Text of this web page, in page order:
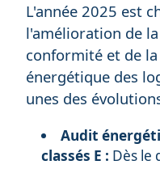
L'année 2025 est
l'amélioration de
conformité et de
énergétique des
unes des
Audit
classés E : Dès le